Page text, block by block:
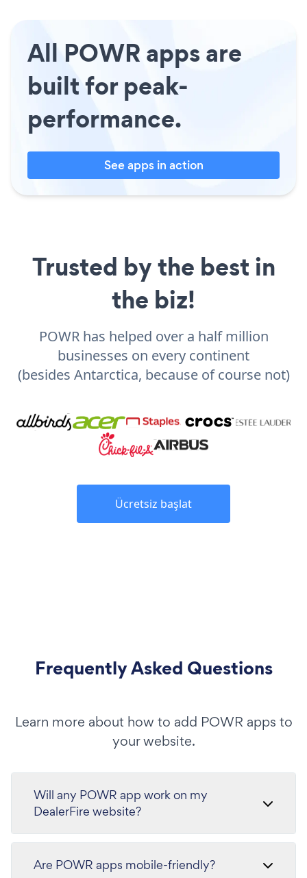
All POWR apps are
built for peak-
performance.
See apps in action
Trusted by the best in
the biz!
POWR has helped over a half million
businesses on every continent
(besides Antarctica, because of course not)
Ücretsiz başlat
Frequently Asked Questions
Learn more about how to add POWR apps to
your website.
Will any POWR app work on my
DealerFire website?
Are POWR apps mobile-friendly?